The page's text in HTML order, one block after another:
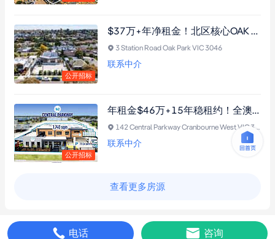
公开招标
$37万+年净租金！北区核心OAK PARK，1837平米顶级早教资产，Eden Academy长期承租，抗通胀稳健投资机遇！
3 Station Road Oak Park VIC 3046
联系中介
公开招标
年租金$46万+15年稳租约！全澳知名Bluebird承租的全新完工幼教中心现正公开招标！
142 Central Parkway Cranbourne West VIC 3977
联系中介
查看更多房源
电话 咨询